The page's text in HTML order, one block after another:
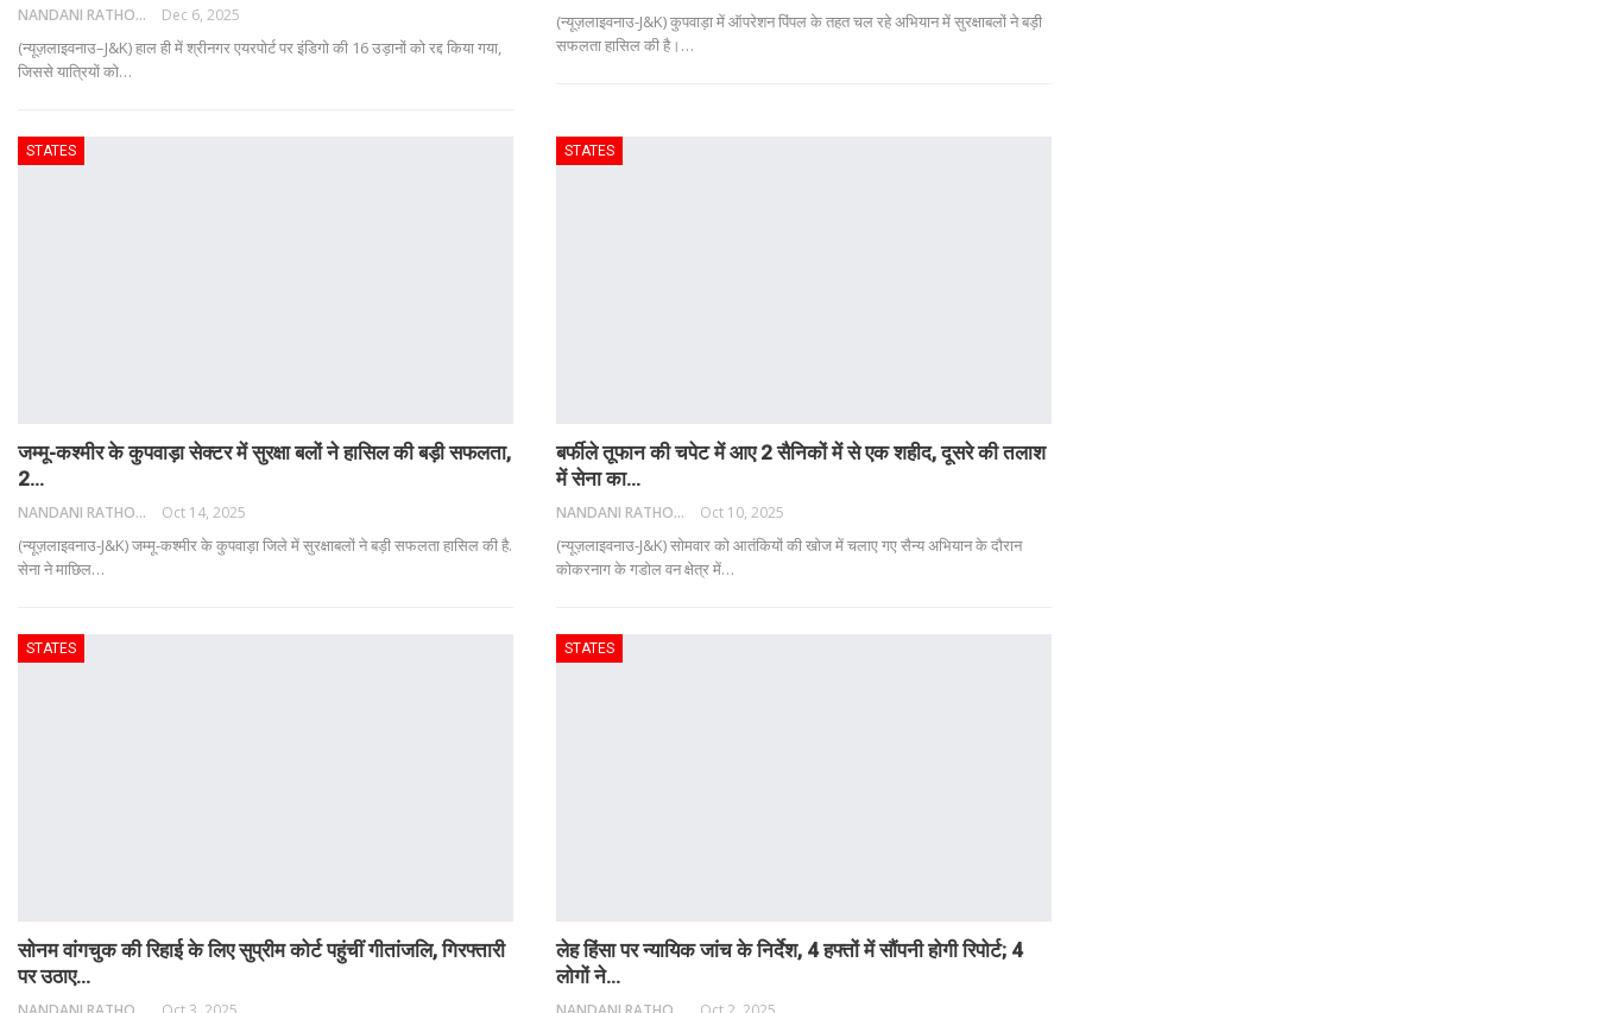
NANDANI RATHORE Dec 6, 2025
(न्यूज़लाइवनाउ–J&K) हाल ही में श्रीनगर एयरपोर्ट पर इंडिगो की 16 उड़ानों को रद्द किया गया,
जिससे यात्रियों को…
(न्यूज़लाइवनाउ-J&K) कुपवाड़ा में ऑपरेशन पिंपल के तहत चल रहे अभियान में सुरक्षाबलों ने बड़ी
सफलता हासिल की है। …
STATES
जम्मू-कश्मीर के कुपवाड़ा सेक्टर में सुरक्षा बलों ने हासिल की बड़ी सफलता,
2…
NANDANI RATHORE Oct 14, 2025
(न्यूज़लाइवनाउ-J&K) जम्मू-कश्मीर के कुपवाड़ा जिले में सुरक्षाबलों ने बड़ी सफलता हासिल की है.
सेना ने माछिल…
STATES
बर्फीले तूफान की चपेट में आए 2 सैनिकों में से एक शहीद, दूसरे की तलाश
में सेना का…
NANDANI RATHORE Oct 10, 2025
(न्यूज़लाइवनाउ-J&K) सोमवार को आतंकियों की खोज में चलाए गए सैन्य अभियान के दौरान
कोकरनाग के गडोल वन क्षेत्र में…
STATES
सोनम वांगचुक की रिहाई के लिए सुप्रीम कोर्ट पहुंचीं गीतांजलि, गिरफ्तारी
पर उठाए…
STATES
लेह हिंसा पर न्यायिक जांच के निर्देश, 4 हफ्तों में सौंपनी होगी रिपोर्ट; 4
लोगों ने…